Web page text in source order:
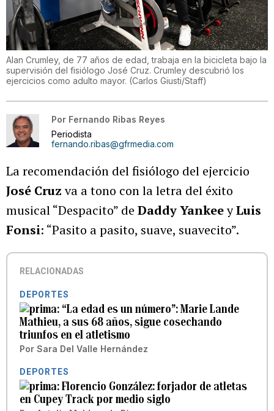
Alan Crumley, de 77 años de edad, trabaja en la bicicleta bajo la
supervisión del fisiólogo José Cruz. Crumley descubrió los
ejercicios como adulto mayor. (Carlos Giusti/Staff)
Por Fernando Ribas Reyes
Periodista
fernando.ribas@gfrmedia.com
La recomendación del fisiólogo del ejercicio
José Cruzva a tono con la letra del éxito
musical “Despacito” de Daddy YankeeyLuis
Fonsi: “Pasito a pasito, suave, suavecito”.
RELACIONADAS
DEPORTES
“La edad es un número”: Marie Lande
Mathieu, a sus 68 años, sigue cosechando
triunfos en el atletismo
Por Sara Del Valle Hernández
DEPORTES
Florencio González: forjador de atletas
en Cupey Track por medio siglo